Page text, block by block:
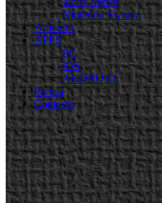
Nintendo Switch
Artículos
APPS
PC
iOS
ANDROID
Prensa
Contacto